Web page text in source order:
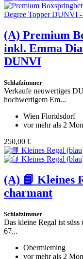
(A) Premium
inkl. Emma
DUNVI
Schlafzimmer
Verkaufe neuwertiges
hochwertigem Em...
Wien Floridsdorf
vor mehr als 2
250,00 €
(A) 📘 Kleines
charmant
Schlafzimmer
Das kleine Regal ist süss
67...
Obermieming
vor mehr als 2